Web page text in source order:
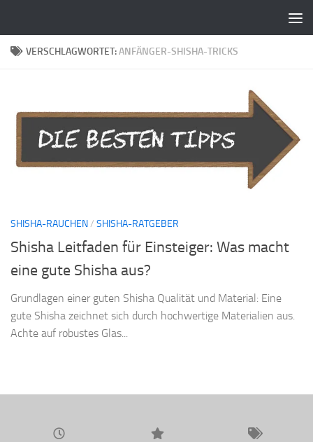
VERSCHLAGWORTET:ANFÄNGER-SHISHA-TRICKS
SHISHA-RAUCHEN/ SHISHA-RATGEBER
Shisha Leitfaden für Einsteiger: Was macht
eine gute Shisha aus?
Grundlagen einer guten Shisha Qualität und Material: Eine
gute Shisha zeichnet sich durch hochwertige Materialien aus.
Achte auf robustes Glas...